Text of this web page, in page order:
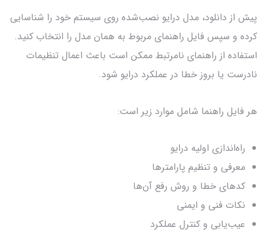
پیش از دانلود، مدل درایو نصب‌شده روی سیستم خود را شناسایی
کرده و سپس فایل راهنمای مربوط به همان مدل را انتخاب کنید.
استفاده از راهنمای نامرتبط ممکن است باعث اعمال تنظیمات
نادرست یا بروز خطا در عملکرد درایو شود.
هر فایل راهنما شامل موارد زیر است:
راه‌اندازی اولیه درایو
معرفی و تنظیم پارامترها
کدهای خطا و روش رفع آن‌ها
نکات فنی و ایمنی
عیب‌یابی و کنترل عملکرد